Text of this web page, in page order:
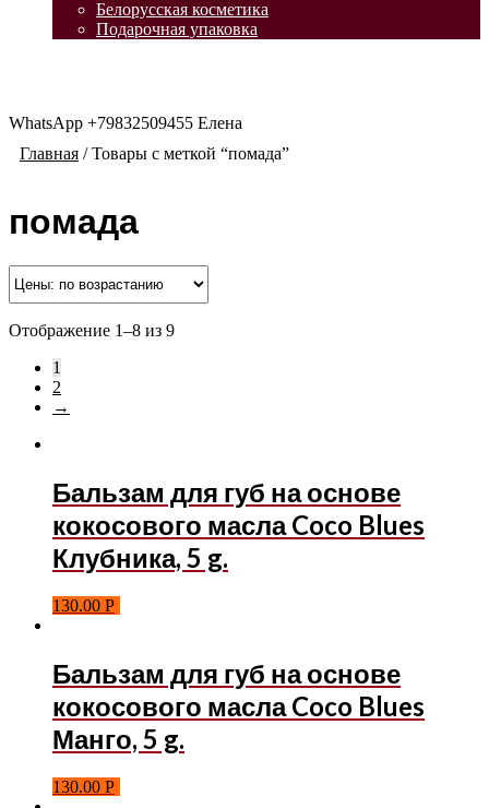
Белорусская косметика
Подарочная упаковка
WhatsApp +79832509455 Елена
Главная /Товары с меткой “помада”
помада
Отображение 1–8 из 9
1
2
→
Бальзам для губ на основе
кокосового масла Coco Blues
Клубника, 5 g.
130.00 Р
Бальзам для губ на основе
кокосового масла Coco Blues
Манго, 5 g.
130.00 Р